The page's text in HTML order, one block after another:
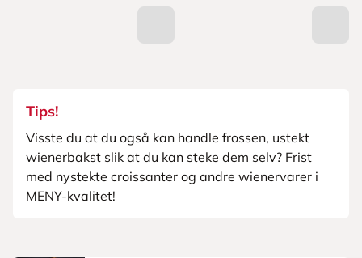
Tips!
Visste du at du også kan handle frossen, ustekt
wienerbakst slik at du kan steke dem selv? Frist
med nystekte croissanter og andre wienervarer i
MENY-kvalitet!